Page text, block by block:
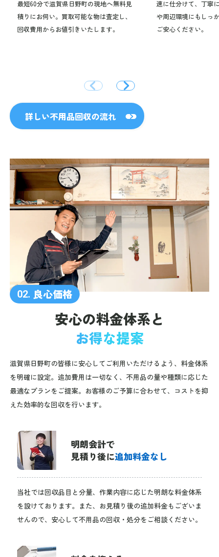
最短60分で滋賀県日野町の現地へ無料見
積りにお伺い。買取可能な物は査定し、
回収費用からお値引きいたします。
速に仕分けて、丁寧
や周辺環境にもしっ
ご安心ください。
詳しい不用品回収の流れ
02. 良心価格
安心の料金体系と
お得な提案
滋賀県日野町の皆様に安心してご利用いただけるよう、料金体系
を明確に設定。追加費用は一切なく、不用品の量や種類に応じた
最適なプランをご提案。お客様のご予算に合わせて、コストを抑
えた効率的な回収を行います。
明朗会計で
見積り後に追加料金なし
当社では回収品目と分量、作業内容に応じた明朗な料金体系
を設けております。また、お見積り後の追加料金もございま
せんので、安心して不用品の回収・処分をご相談ください。